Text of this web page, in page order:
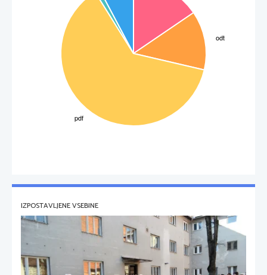
IZPOSTAVLJENE VSEBINE